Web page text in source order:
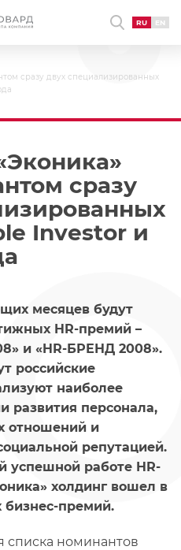
RU EN
сразу двух специализированных
сразу
Investor и
месяцев будут
HR-премий –
и «HR-БРЕНД 2008».
российские
наиболее
развития персонала,
отношений и
репутацией.
успешной работе HR-
холдинг вошел в
бизнес-премий.
списка номинантов